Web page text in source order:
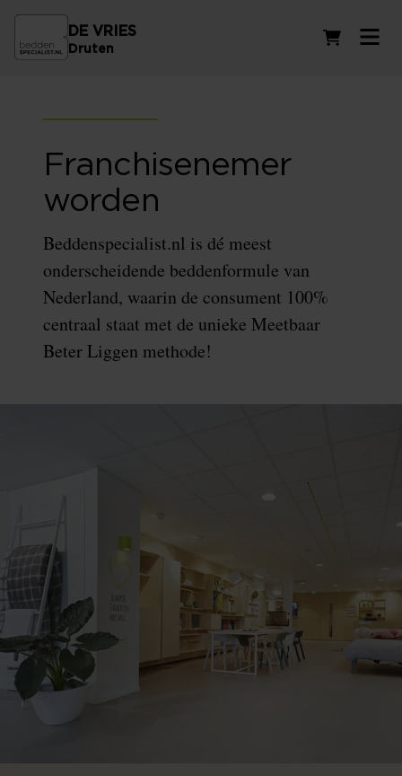
DE VRIES
Druten
Franchisenemer
worden
Beddenspecialist.nl is dé meest
onderscheidende beddenformule van
Nederland, waarin de consument 100%
centraal staat met de unieke Meetbaar
Beter Liggen methode!